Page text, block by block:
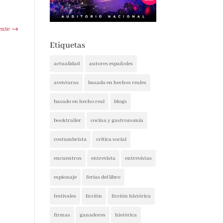
→
Etiquetas
actualidad autores españoles
aventuras basada en hechos reales
basado en hecho real blogs
booktrailer cocina y gastronomía
costumbrista crítica social
encuentros entrevista entrevistas
espionaje ferias del libro
festivales ficción ficción histórica
firmas ganadores histórica